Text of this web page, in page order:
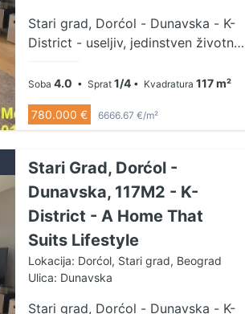
Stari grad, Dorćol - Dunavska - K-
District - useljiv, jedinstven životni
CG, dva lifta, telefon, interfon,
video nadzor, dve garaže U ponudi
je komforan i svetao četvorosoban
lokaciji u najstarijem jezgru
Beograda - u kulturno istorijskoj
celini Kalemegdana, uz Savu i
Dunav, u novoizgrađenom
stambenom kompleksu K-District
na Dorćolu. Stan je na pešačkoj
udaljenosti od sportskog centra
Soba 4.0 • Sprat 1/4• Kvadratura 117 m²
780.000 € 6666.67 €/m²
Stari Grad, Dorćol -
Dunavska, 117M2 - K-
District - A Home That
Suits Lifestyle
Lokacija: Dorćol, Stari grad, Beograd
Ulica: Dunavska
Stari grad, Dorćol - Dunavska - K-